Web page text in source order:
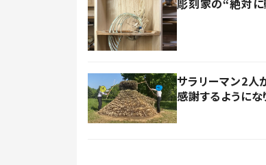
彫刻家の“絶対
サラリーマン2
感謝するようにな